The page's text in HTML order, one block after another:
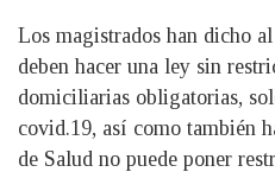
Los magistrados han dicho
deben hacer una ley sin
domiciliarias obligatorias,
covid.19, así como también
de Salud no puede poner